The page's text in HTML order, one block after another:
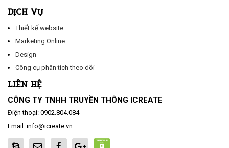
DỊCH VỤ
Thiết kế website
Marketing Online
Design
Công cụ phân tích theo dõi
LIÊN HỆ
CÔNG TY TNHH TRUYỀN THÔNG ICREATE
Điện thoại: 0902.804.084
Email: info@icreate.vn